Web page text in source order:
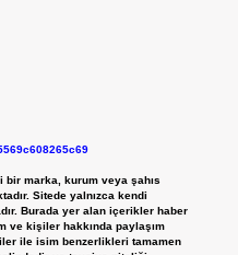
bir marka, kurum veya şahıs
Sitede yalnızca kendi
Burada yer alan içerikler haber
ve kişiler hakkında paylaşım
ile isim benzerlikleri tamamen